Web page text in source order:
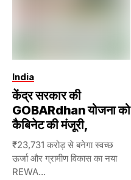
India
केंद्र सरकार की
GOBARdhan योजना को
कैबिनेट की मंजूरी,
₹23,731 करोड़ से बनेगा स्वच्छ
ऊर्जा और ग्रामीण विकास का नया
REWA...